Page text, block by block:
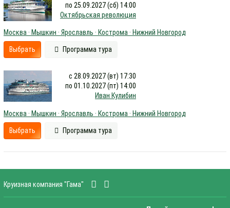
по 25.09.2027 (сб) 14:00
Октябрьская революция
Москва · Мышкин · Ярославль · Кострома · Нижний Новгород
Выбрать Программа тура
с 28.09.2027 (вт) 17:30
по 01.10.2027 (пт) 14:00
Иван Кулибин
Москва · Мышкин · Ярославль · Кострома · Нижний Новгород
Выбрать Программа тура
Круизная компания "Гама"